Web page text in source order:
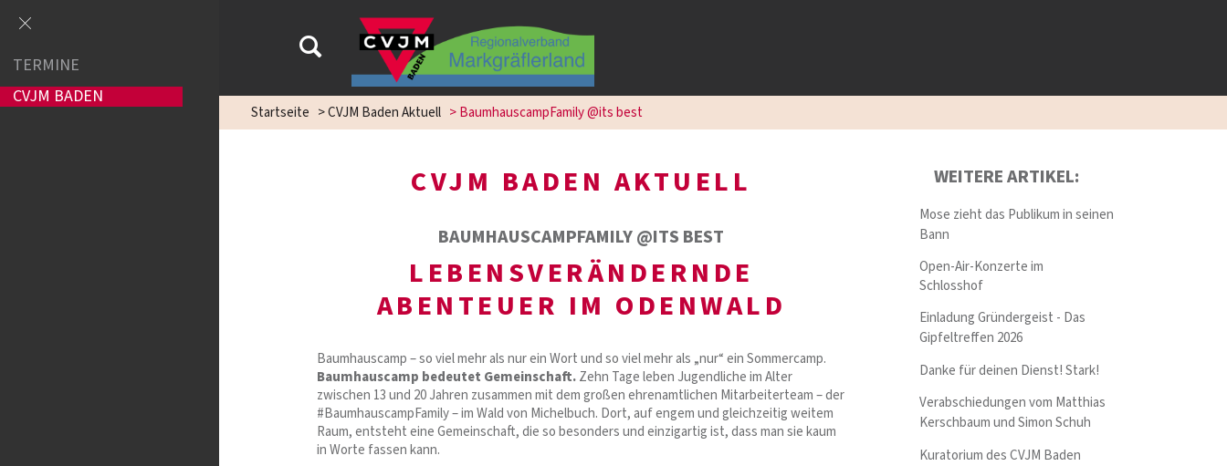
Startseite >CVJM Baden Aktuell >BaumhauscampFamily @its best
CVJM BADEN AKTUELL
BAUMHAUSCAMPFAMILY @ITS BEST
LEBENSVERÄNDERNDE
ABENTEUER IM ODENWALD
Baumhauscamp – so viel mehr als nur ein Wort und so viel mehr als „nur“ ein Sommercamp.
Baumhauscamp bedeutet Gemeinschaft.Zehn Tage leben Jugendliche im Alter
zwischen 13 und 20 Jahren zusammen mit dem großen ehrenamtlichen Mitarbeiterteam – der
#BaumhauscampFamily – im Wald von Michelbuch. Dort, auf engem und gleichzeitig weitem
Raum, entsteht eine Gemeinschaft, die so besonders und einzigartig ist, dass man sie kaum
in Worte fassen kann.
WEITERE ARTIKEL:
Mose zieht das Publikum in seinen
Bann
Open-Air-Konzerte im
Schlosshof
Einladung Gründergeist - Das
Gipfeltreffen 2026
Danke für deinen Dienst! Stark!
Verabschiedungen vom Matthias
Kerschbaum und Simon Schuh
Kuratorium des CVJM Baden
TERMINE
CVJM BADEN